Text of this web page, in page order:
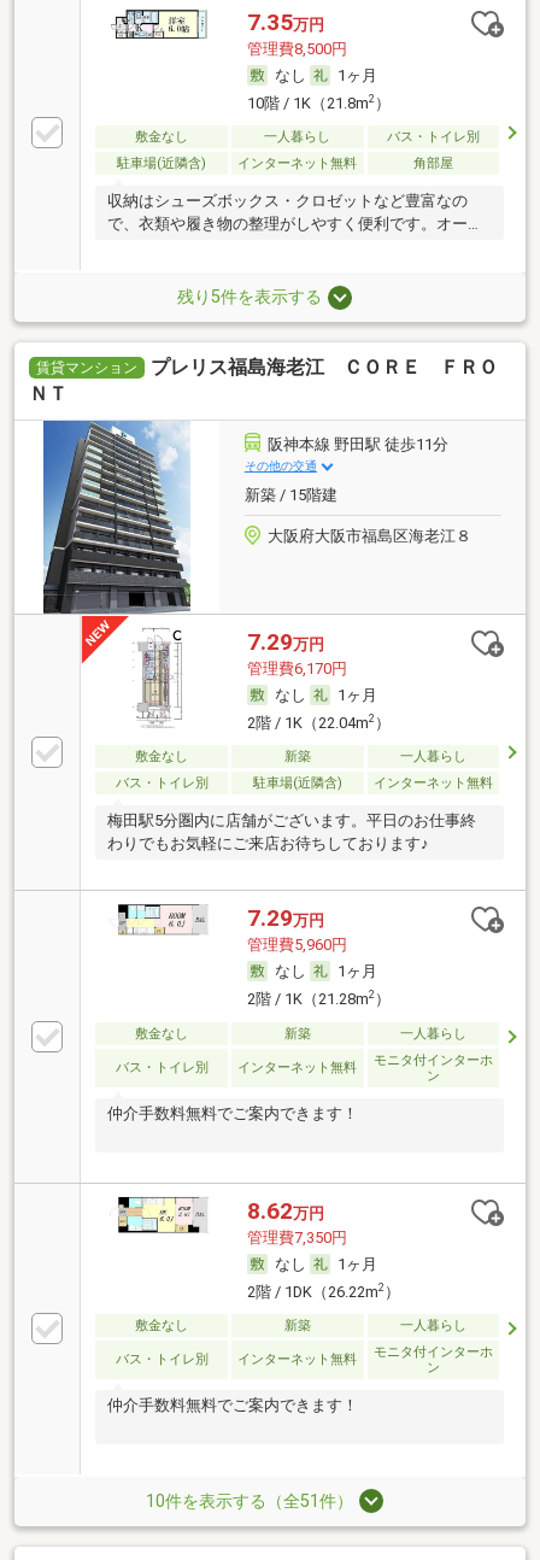
7.35万円
管理費8,500円
なし
1ヶ月
10階 / 1K（21.8m2）
敷金なし 一人暮らし
バス・トイレ別
駐車場(近隣含)
インターネット無料 角部屋
収納はシューズボックス・クロゼットなど豊富なの
で、衣類や履き物の整理がしやすく便利です。オート
残り5件を表示する
賃貸マンション
プレリス福島海老江 ＣＯＲＥ ＦＲＯ
ＮＴ
阪神本線 野田駅 徒歩11分
その他の交通
新築 / 15階建
大阪府大阪市福島区海老江８
7.29万円
管理費6,170円
なし
1ヶ月
2階 / 1K（22.04m2）
敷金なし 新築
一人暮らし
バス・トイレ別
駐車場(近隣含) インターネット無料
梅田駅5分圏内に店舗がございます。平日のお仕事終
わりでもお気軽にご来店お待ちしております♪
7.29万円
管理費5,960円
なし
1ヶ月
2階 / 1K（21.28m2）
敷金なし 新築 一人暮らし
バス・トイレ別 インターネット無料
モニタ付インターホ
ン
仲介手数料無料でご案内できます！
8.62万円
管理費7,350円
なし
1ヶ月
2階 / 1DK（26.22m2）
敷金なし 新築 一人暮らし
バス・トイレ別 インターネット無料
モニタ付インターホ
ン
仲介手数料無料でご案内できます！
10件を表示する（全51件）